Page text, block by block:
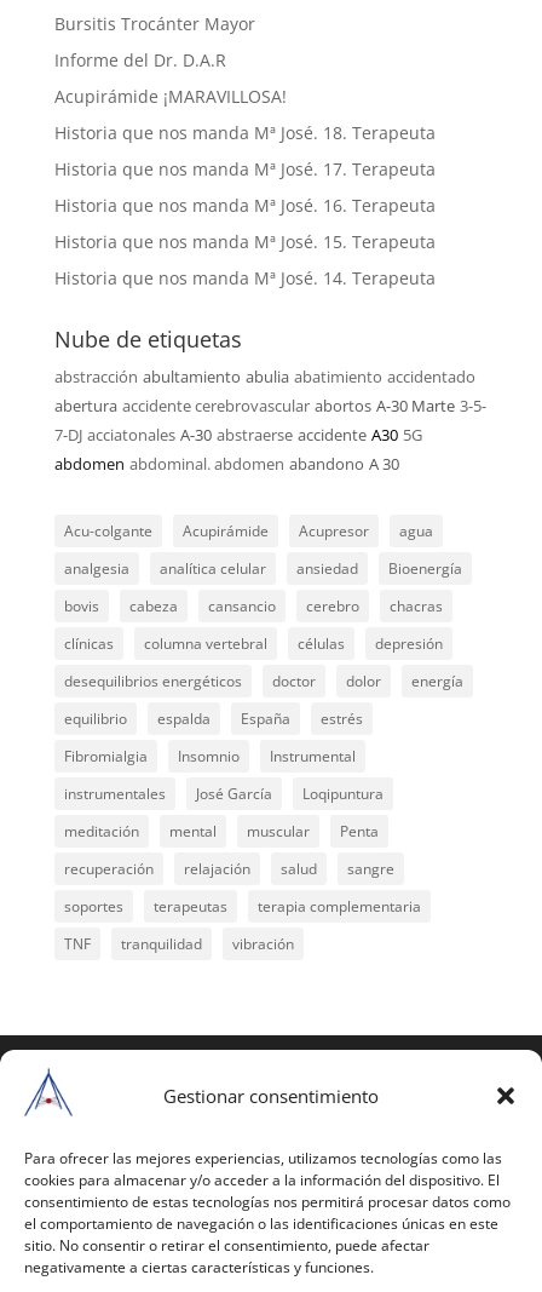
Gestionar consentimiento
Para ofrecer las mejores experiencias, utilizamos tecnologías como las
cookies para almacenar y/o acceder a la información del dispositivo. El
consentimiento de estas tecnologías nos permitirá procesar datos como
el comportamiento de navegación o las identificaciones únicas en este
sitio. No consentir o retirar el consentimiento, puede afectar
negativamente a ciertas características y funciones.
Bursitis Trocánter Mayor
Informe del Dr. D.A.R
Acupirámide ¡MARAVILLOSA!
Historia que nos manda Mª José. 18. Terapeuta
Historia que nos manda Mª José. 17. Terapeuta
Historia que nos manda Mª José. 16. Terapeuta
Historia que nos manda Mª José. 15. Terapeuta
Historia que nos manda Mª José. 14. Terapeuta
Nube de etiquetas
abstracción abultamiento abulia abatimiento accidentado
abertura accidente cerebrovascular abortos A-30 Marte 3-5-
7-DJ acciatonales A-30 abstraerse accidente A30 5G
abdomen abdominal. abdomen abandono A 30
Acu-colgante Acupirámide Acupresor
agua
analgesia
analítica celular ansiedad
Bioenergía
bovis
cabeza cansancio cerebro
chacras
clínicas
columna vertebral células
depresión
desequilibrios energéticos
doctor dolor
energía
equilibrio
espalda España
estrés
Fibromialgia
Insomnio
Instrumental
instrumentales
José García
Loqipuntura
meditación
mental muscular
Penta
recuperación
relajación salud
sangre
soportes
terapeutas
terapia complementaria
TNF
tranquilidad vibración
reservados
estas páginas o parte de ellas, necesita pedir
autorización por escrito a Mario Gil Sánchez.
Todos los instrumentales están PATENTADOS.
Web inaugurada en 2002 (última actualización en